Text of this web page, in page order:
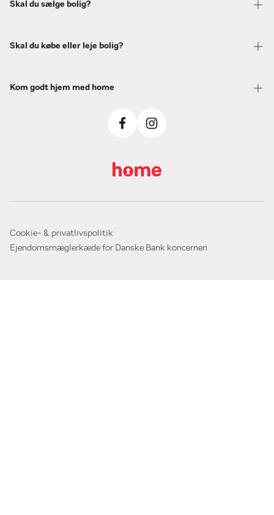
Skal du sælge bolig?
Skal du købe eller leje bolig?
Kom godt hjem med home
Cookie- & privatlivspolitik
Ejendomsmæglerkæde for Danske Bank koncernen